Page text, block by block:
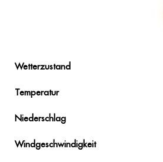
Wetterzustand
Temperatur
Niederschlag
Windgeschwindigkeit